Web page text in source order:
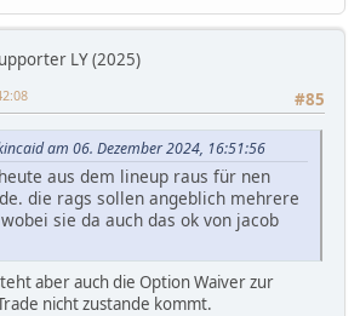
LY (2025)
#85
am 06. Dezember 2024, 16:51:56
aus dem lineup raus für nen
die rags sollen angeblich mehrere
sie da auch das ok von jacob
aber auch die Option Waiver zur
nicht zustande kommt.